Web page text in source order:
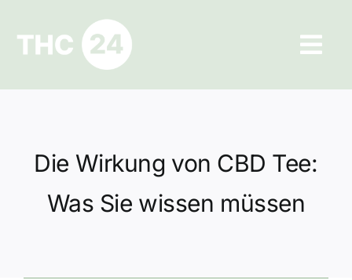
springen
Ratgeber
Datenschutz
Die Wirkung von CBD Tee:
Was Sie wissen müssen